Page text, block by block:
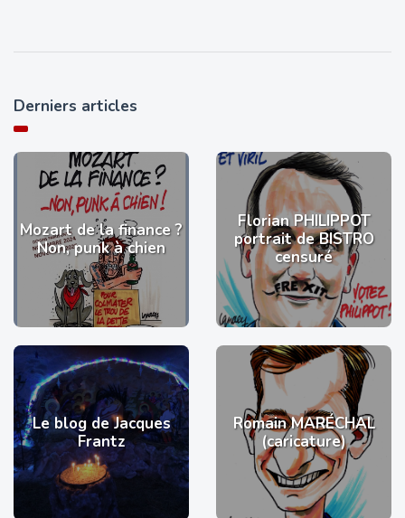
Derniers articles
Mozart de la finance ?
Non, punk à chien
Florian PHILIPPOT
portrait de BISTRO
censuré
Le blog de Jacques
Frantz
Romain MARÉCHAL
(caricature)